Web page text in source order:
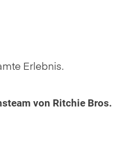
Erlebnis.
von Ritchie Bros.